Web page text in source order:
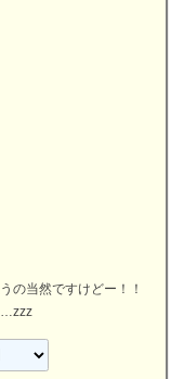
の当然ですけどー！！
…zzz